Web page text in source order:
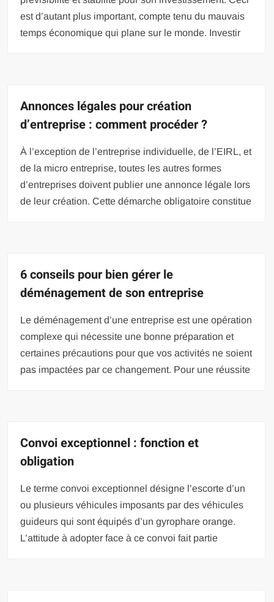
est d’autant plus important, compte tenu du mauvais
temps économique qui plane sur le monde. Investir
Annonces légales pour création
d’entreprise : comment procéder ?
À l’exception de l’entreprise individuelle, de l’EIRL, et
de la micro entreprise, toutes les autres formes
d’entreprises doivent publier une annonce légale lors
de leur création. Cette démarche obligatoire constitue
6 conseils pour bien gérer le
déménagement de son entreprise
Le déménagement d’une entreprise est une opération
complexe qui nécessite une bonne préparation et
certaines précautions pour que vos activités ne soient
pas impactées par ce changement. Pour une réussite
Convoi exceptionnel : fonction et
obligation
Le terme convoi exceptionnel désigne l’escorte d’un
ou plusieurs véhicules imposants par des véhicules
guideurs qui sont équipés d’un gyrophare orange.
L’attitude à adopter face à ce convoi fait partie